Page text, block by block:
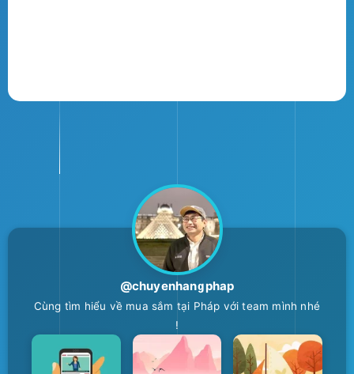
@chuyenhangphap
Cùng tìm hiểu về mua sắm tại Pháp với team mình nhé
!